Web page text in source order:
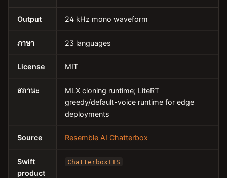
Output 24 kHz mono waveform
ภาษา 23 languages
License MIT
สถานะ
MLX cloning runtime; LiteRT
greedy/default-voice runtime for edge
deployments
Source Resemble AI Chatterbox
Swift
product
ChatterboxTTS